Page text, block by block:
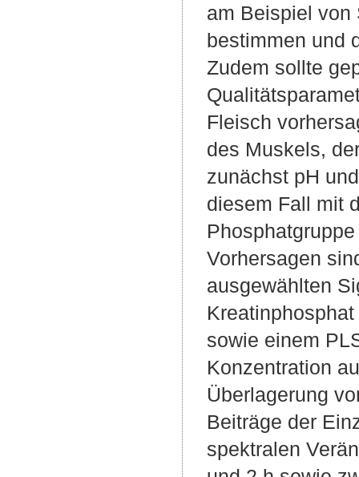
am Beispiel von
bestimmen und
Zudem sollte
Fleisch
des Muskels,
zunächst pH
diesem Fall mit
Vorhersagen
ausgewählten
sowie einem
Konzentration
Überlagerung
Beiträge der
spektralen